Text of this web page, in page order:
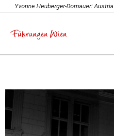
Yvonne Heuberger-Dornauer: